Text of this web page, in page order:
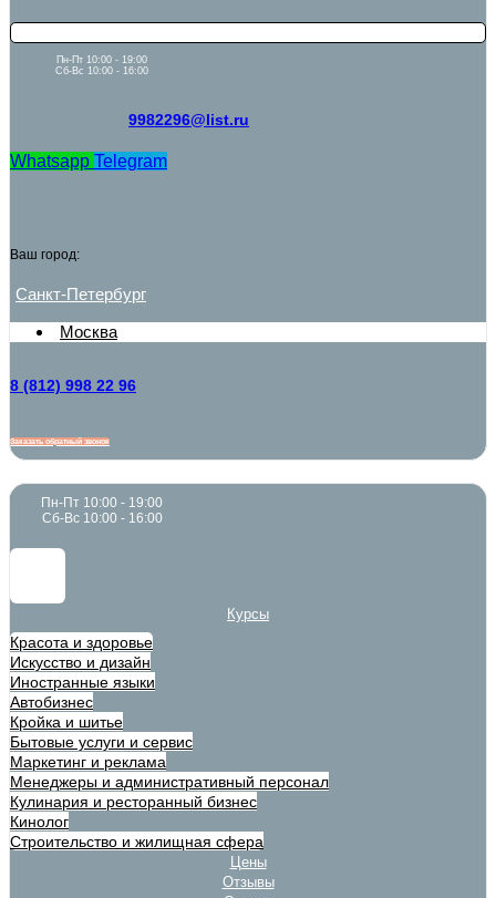
Пн-Пт 10:00 - 19:00
Сб-Вс 10:00 - 16:00
9982296@list.ru
Whatsapp Telegram
Ваш город:
Санкт-Петербург
Москва
8 (812) 998 22 96
Заказать обратный звонок
Пн-Пт 10:00 - 19:00
Сб-Вс 10:00 - 16:00
Курсы
Красота и здоровье
Искусство и дизайн
Иностранные языки
Автобизнес
Кройка и шитье
Бытовые услуги и сервис
Маркетинг и реклама
Менеджеры и административный персонал
Кулинария и ресторанный бизнес
Кинолог
Строительство и жилищная сфера
Цены
Отзывы